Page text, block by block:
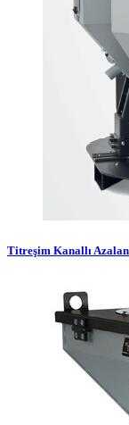
Titreşim Kanallı